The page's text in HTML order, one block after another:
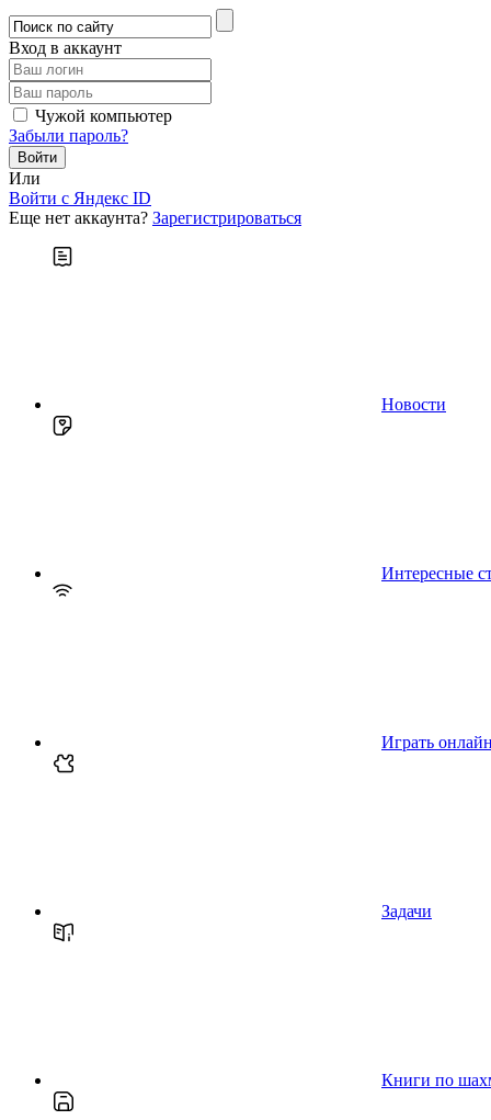
Вход в аккаунт
Чужой компьютер
Забыли пароль?
Или
Войти c Яндекс ID
Еще нет аккаунта? Зарегистрироваться
Новости
Интересные
Играть онлайн
Задачи
Книги по